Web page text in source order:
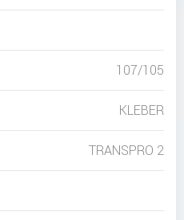
107/105
KLEBER
TRANSPRO 2